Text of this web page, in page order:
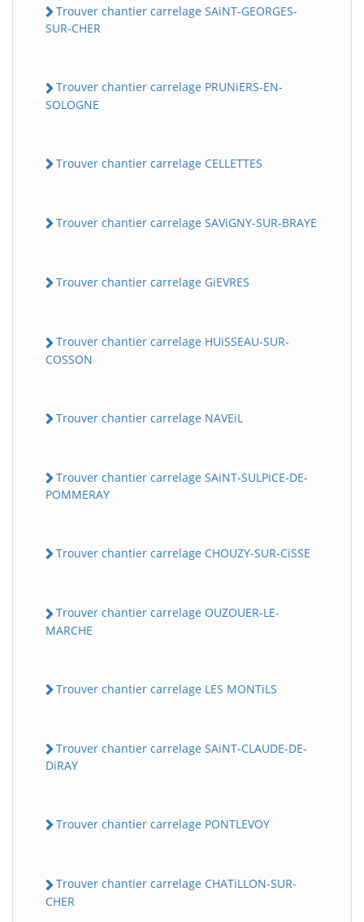
Trouver chantier carrelage SAiNT-GEORGES-
SUR-CHER
Trouver chantier carrelage PRUNiERS-EN-
SOLOGNE
Trouver chantier carrelage CELLETTES
Trouver chantier carrelage SAViGNY-SUR-BRAYE
Trouver chantier carrelage GiEVRES
Trouver chantier carrelage HUiSSEAU-SUR-
COSSON
Trouver chantier carrelage NAVEiL
Trouver chantier carrelage SAiNT-SULPiCE-DE-
POMMERAY
Trouver chantier carrelage CHOUZY-SUR-CiSSE
Trouver chantier carrelage OUZOUER-LE-
MARCHE
Trouver chantier carrelage LES MONTiLS
Trouver chantier carrelage SAiNT-CLAUDE-DE-
DiRAY
Trouver chantier carrelage PONTLEVOY
Trouver chantier carrelage CHATiLLON-SUR-
CHER